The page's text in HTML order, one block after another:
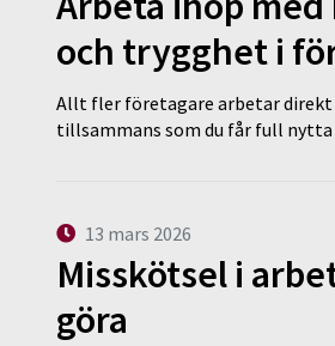
och trygghet i
Allt fler företagare arbetar direkt
tillsammans som du får full
13 mars 2026
Misskötsel i
göra